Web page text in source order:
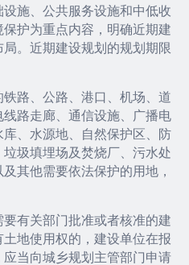
施、公共服务设施和中低收
护为重点内容，明确近期建
。近期建设规划的规划期限
路、公路、港口、机场、道
路走廊、通信设施、广播电
、水源地、自然保护区、防
圾填埋场及焚烧厂、污水处
其他需要依法保护的用地，
有关部门批准或者核准的建
地使用权的，建设单位在报
当向城乡规划主管部门申请